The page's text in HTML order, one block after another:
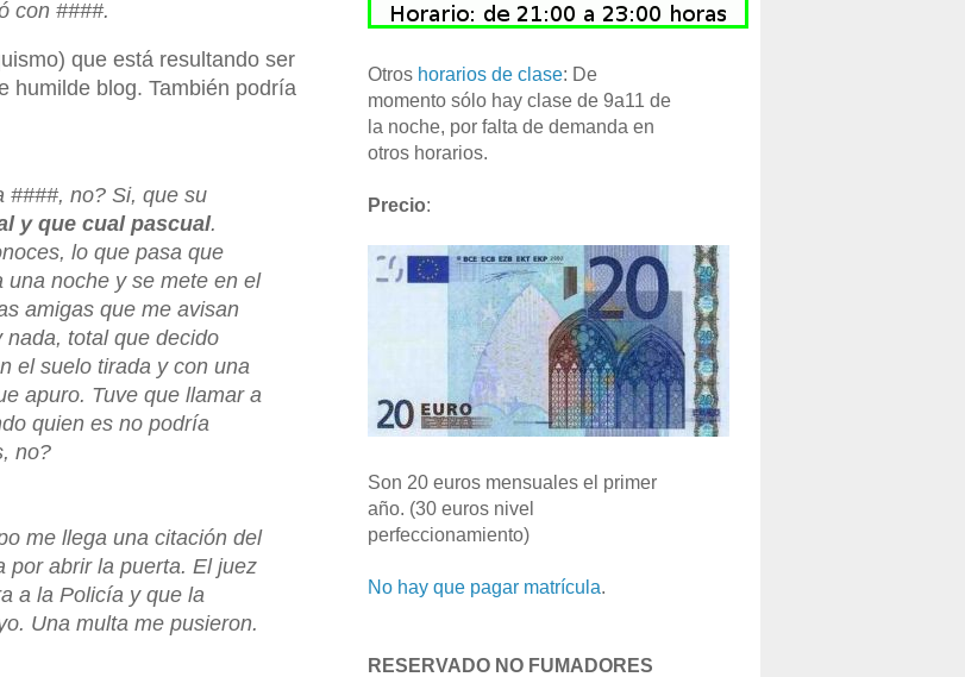
con ####.
que está resultando ser
humilde blog. También podría
####, no? Si, que su
y que cual pascual.
lo que pasa que
noche y se mete en el
amigas que me avisan
total que decido
el suelo tirada y con una
apuro. Tuve que llamar a
quien es no podría
no?
me llega una citación del
por abrir la puerta. El juez
a la Policía y que la
Una multa me pusieron.
Otros horarios de clase: De
momento sólo hay clase de 9a11 de
la noche, por falta de demanda en
otros horarios.
Precio:
Son 20 euros mensuales el primer
año. (30 euros nivel
perfeccionamiento)
No hay que pagar matrícula.
RESERVADO NO FUMADORES